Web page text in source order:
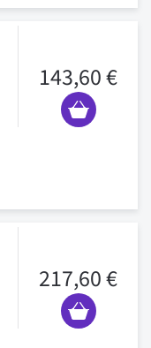
143,60 €
217,60 €